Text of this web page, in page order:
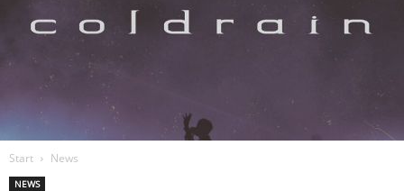
Start News
NEWS